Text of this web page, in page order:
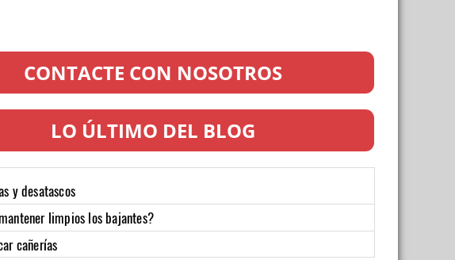
CONTACTE CON NOSOTROS
LO ÚLTIMO DEL BLOG
y desatascos
limpios los bajantes?
cañerías